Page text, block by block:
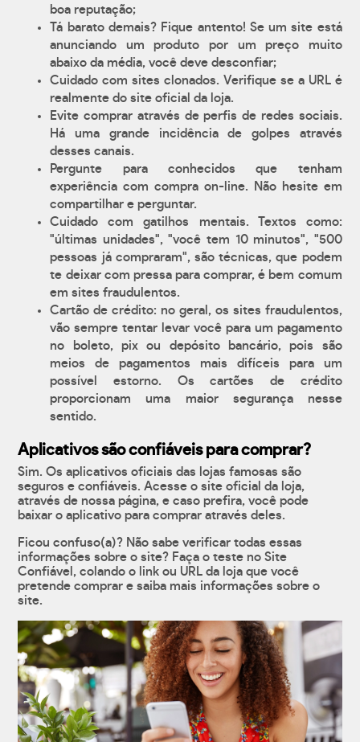
boa reputação;
Tá barato demais? Fique antento! Se um site está
anunciando um produto por um preço muito
abaixo da média, você deve desconfiar;
Cuidado com sites clonados. Verifique se a URL é
realmente do site oficial da loja.
Evite comprar através de perfis de redes sociais.
Há uma grande incidência de golpes através
desses canais.
Pergunte para conhecidos que tenham
experiência com compra on-line. Não hesite em
compartilhar e perguntar.
Cuidado com gatilhos mentais. Textos como:
"últimas unidades", "você tem 10 minutos", "500
pessoas já compraram", são técnicas, que podem
te deixar com pressa para comprar, é bem comum
em sites fraudulentos.
Cartão de crédito: no geral, os sites fraudulentos,
vão sempre tentar levar você para um pagamento
no boleto, pix ou depósito bancário, pois são
meios de pagamentos mais difíceis para um
possível estorno. Os cartões de crédito
proporcionam uma maior segurança nesse
sentido.
Aplicativos são confiáveis para comprar?
Sim. Os aplicativos oficiais das lojas famosas são
seguros e confiáveis. Acesse o site oficial da loja,
através de nossa página, e caso prefira, você pode
baixar o aplicativo para comprar através deles.
Ficou confuso(a)? Não sabe verificar todas essas
informações sobre o site? Faça o teste no Site
Confiável, colando o link ou URL da loja que você
pretende comprar e saiba mais informações sobre o
site.